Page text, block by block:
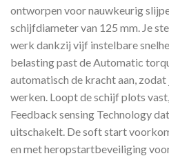
ontworpen voor nauwkeurig
schijfdiameter van 125 mm. Je
werk dankzij vijf instelbare
belasting past de Automatic
automatisch de kracht aan,
werken. Loopt de schijf plots
Feedback sensing Technology
uitschakelt. De soft start
en met heropstartbeveiliging